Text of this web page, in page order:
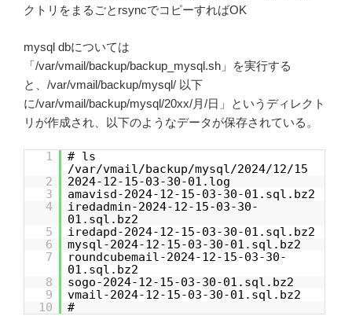
クトリをまるごとrsyncでコピーすればOK
mysql dbについては
「/var/vmail/backup/backup_mysql.sh」を実行する
と、/var/vmail/backup/mysql/ 以下
に/var/vmail/backup/mysql/20xx/月/日」というディレクト
リが作成され、以下のようなデータが保存されている。
1
# ls
/var/vmail/backup/mysql/2024/12/15
2
2024-12-15-03-30-01.log
3
amavisd-2024-12-15-03-30-01.sql.bz2
4
iredadmin-2024-12-15-03-30-
01.sql.bz2
5
iredapd-2024-12-15-03-30-01.sql.bz2
6
mysql-2024-12-15-03-30-01.sql.bz2
7
roundcubemail-2024-12-15-03-30-
01.sql.bz2
8
sogo-2024-12-15-03-30-01.sql.bz2
9
vmail-2024-12-15-03-30-01.sql.bz2
10
#